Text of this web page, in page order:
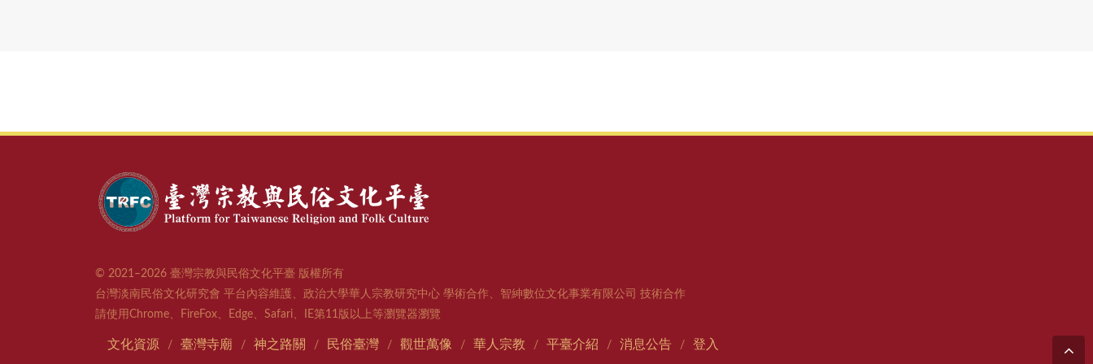
文化資源 / 臺灣寺廟 / 神之路關 / 民俗臺灣 / 觀世萬像 / 華人宗教 / 平臺介紹 / 消息公告 / 登入
© 2021–2026 臺灣宗教與民俗文化平臺 版權所有
台灣淡南民俗文化研究會 平台內容維護、政治大學華人宗教研究中心 學術合作、智紳數位文化事業有限公司 技術合作
請使用Chrome、FireFox、Edge、Safari、IE第11版以上等瀏覽器瀏覽